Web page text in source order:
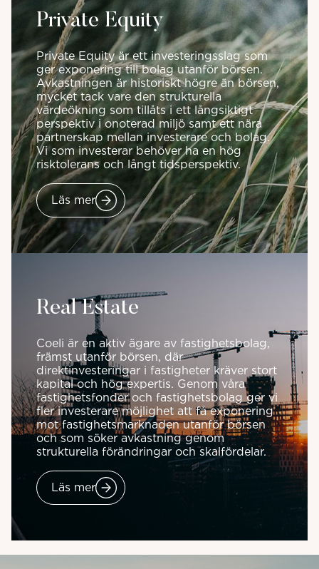
Private Equity
Private Equity är ett investeringsslag som
ger exponering till bolag utanför börsen.
Avkastningen är historiskt högre än börsen,
mycket tack vare den strukturella
värdeökning som tillåts i ett långsiktigt
perspektiv i onoterad miljö samt ett nära
partnerskap mellan investerare och bolag.
Vi som investerar behöver ha en hög
risktolerans och långt tidsperspektiv.
Läs mer
Real Estate
Coeli är en aktiv ägare av fastighetsbolag,
främst utanför börsen, där
direktinvesteringar i fastigheter kräver stort
kapital och hög expertis. Genom våra
fastighetsfonder och fastighetsbolag ger vi
fler investerare möjlighet att få exponering
mot fastighetsmarknaden utanför börsen
och som söker avkastning genom
strukturella förändringar och skalfördelar.
Läs mer